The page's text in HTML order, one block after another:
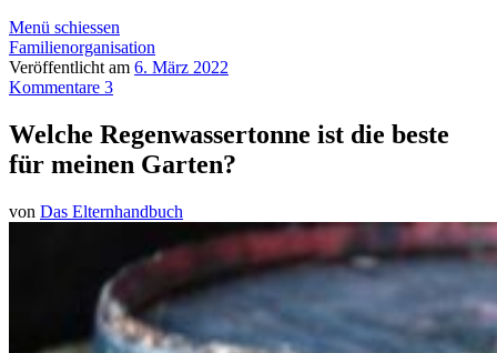
Menü schiessen
Familienorganisation
Veröffentlicht am 6. März 2022
Kommentare 3
Welche Regenwassertonne ist die beste
für meinen Garten?
von Das Elternhandbuch